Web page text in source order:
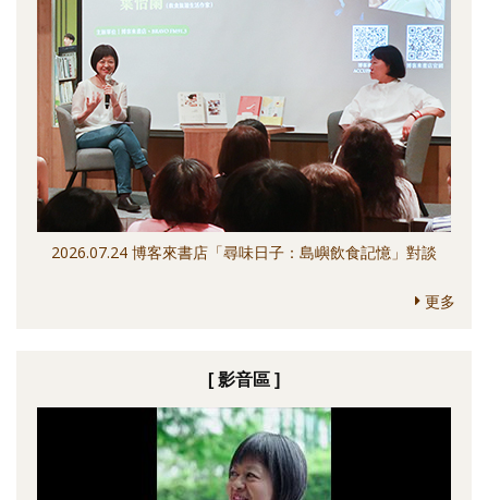
2026.07.24 博客來書店「尋味日子：島嶼飲食記憶」對談
更多
[ 影音區 ]